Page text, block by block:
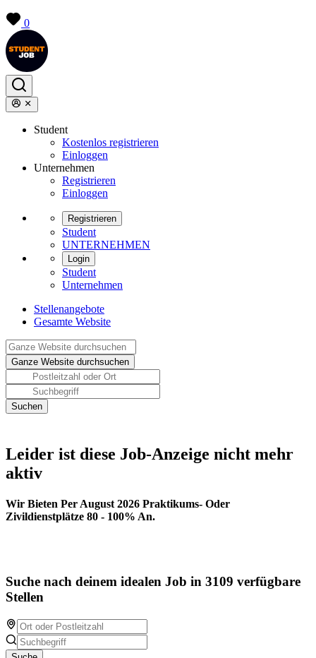
0
Student
Kostenlos registrieren
Einloggen
Unternehmen
Registrieren
Einloggen
Registrieren
Student
UNTERNEHMEN
Login
Student
Unternehmen
Stellenangebote
Gesamte Website
Leider ist diese Job-Anzeige nicht mehr
aktiv
Wir Bieten Per August 2026 Praktikums- Oder
Zivildienstplätze 80 - 100% An.
Suche nach deinem idealen Job in 3109 verfügbare
Stellen